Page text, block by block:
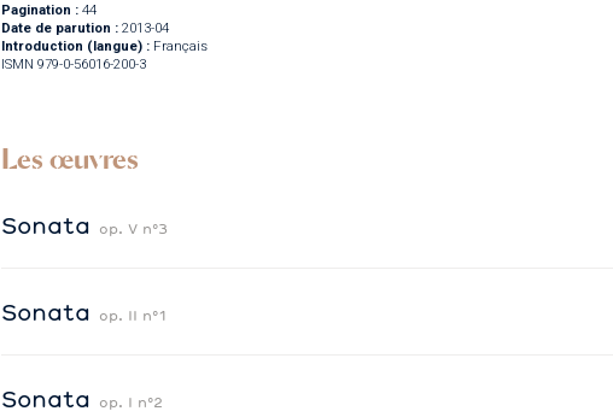
Pagination : 44
Date de parution : 2013-04
Introduction (langue) : Français
ISMN 979-0-56016-200-3
Les œuvres
Sonata op. V n°3
Sonata op. II n°1
Sonata op. I n°2